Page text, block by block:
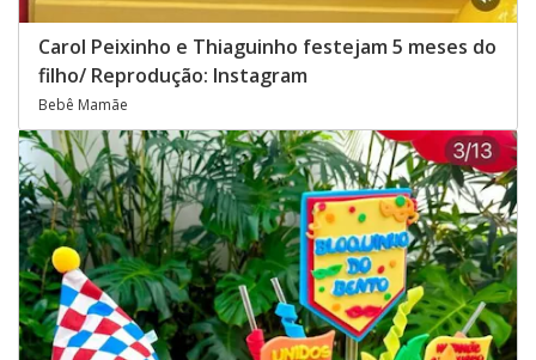
Carol Peixinho e Thiaguinho festejam 5 meses do
filho/ Reprodução: Instagram
Bebê Mamãe